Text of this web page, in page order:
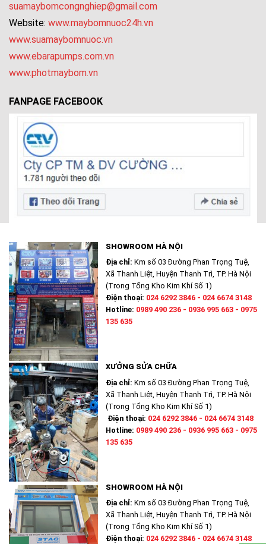
suamaybomcongnghiep@gmail.com
Website: www.maybomnuoc24h.vn
www.suamaybomnuoc.vn
www.ebarapumps.com.vn
www.photmaybom.vn
FANPAGE FACEBOOK
SHOWROOM HÀ NỘI
Địa chỉ: Km số 03 Đường Phan Trọng Tuệ,
Xã Thanh Liệt, Huyện Thanh Trì, TP. Hà Nội
(Trong Tổng Kho Kim Khí Số 1)
Điện thoại: 024 6292 3846 - 024 6674 3148
Hotline: 0989 490 236 - 0936 995 663 - 0975
135 635
XƯỞNG SỬA CHỮA
Địa chỉ: Km số 03 Đường Phan Trọng Tuệ,
Xã Thanh Liệt, Huyện Thanh Trì, TP. Hà Nội
(Trong Tổng Kho Kim Khí Số 1)
Điện thoại: 024 6292 3846 - 024 6674 3148
Hotline: 0989 490 236 - 0936 995 663 - 0975
135 635
SHOWROOM HÀ NỘI
Địa chỉ: Km số 03 Đường Phan Trọng Tuệ,
Xã Thanh Liệt, Huyện Thanh Trì, TP. Hà Nội
(Trong Tổng Kho Kim Khí Số 1)
Điện thoại: 024 6292 3846 - 024 6674 3148